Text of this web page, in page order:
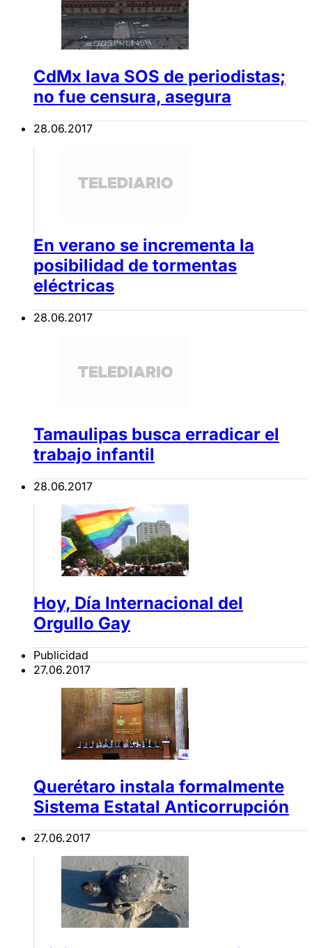
CdMx lava SOS de periodistas;
no fue censura, asegura
28.06.2017
En verano se incrementa la
posibilidad de tormentas
eléctricas
28.06.2017
Tamaulipas busca erradicar el
trabajo infantil
28.06.2017
Hoy, Día Internacional del
Orgullo Gay
Publicidad
27.06.2017
Querétaro instala formalmente
Sistema Estatal Anticorrupción
27.06.2017